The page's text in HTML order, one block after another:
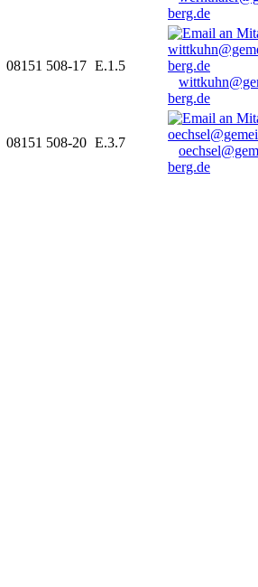
berg.de
08151 508-17 E.1.5
berg.de
08151 508-20 E.3.7
berg.de